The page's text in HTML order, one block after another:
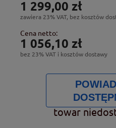
1 299,00 zł
zawiera 23% VAT, bez kosztów
Cena netto:
1 056,10 zł
bez 23% VAT i kosztów dostawy
towar